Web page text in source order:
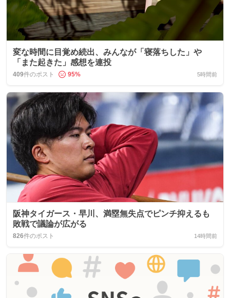
変な時間に目覚め続出、みんなが「寝落ちした」や
「また起きた」感想を連投
409件のポスト 95% 5時間前
阪神タイガース・早川、満塁無失点でピンチ抑えるも
敗戦で議論が広がる
826件のポスト 14時間前